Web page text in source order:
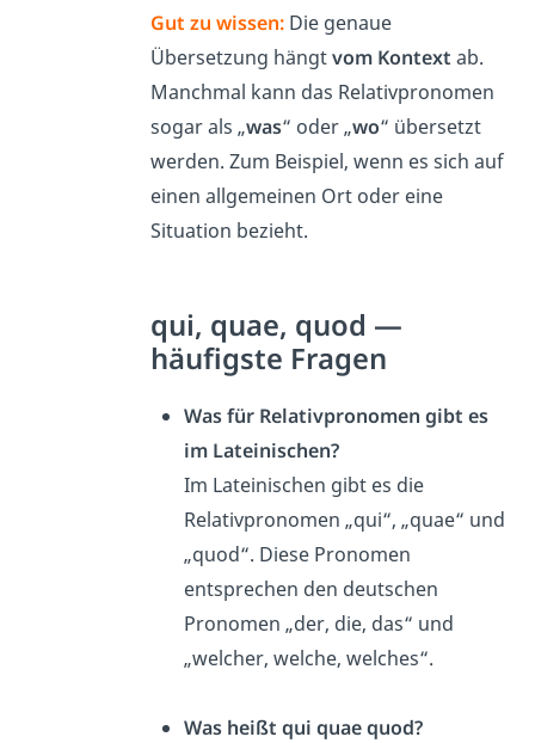
Gut zu wissen: Die genaue
Übersetzung hängtvom Kontext ab.
Manchmal kann das Relativpronomen
sogar als „was“ oder „wo“ übersetzt
werden. Zum Beispiel, wenn es sich auf
einen allgemeinen Ort oder eine
Situation bezieht.
qui, quae, quod —
häufigste Fragen
Was für Relativpronomen gibt es
im Lateinischen?
Im Lateinischen gibt es die
Relativpronomen „qui“, „quae“ und
„quod“. Diese Pronomen
entsprechen den deutschen
Pronomen „der, die, das“ und
„welcher, welche, welches“.
Was heißt qui quae quod?